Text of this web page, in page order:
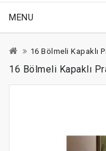
MENU
16 Bölmeli Kapaklı
16 Bölmeli Kapaklı